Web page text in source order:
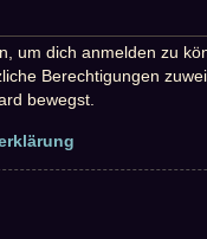
um dich anmelden zu
Berechtigungen
bewegst.